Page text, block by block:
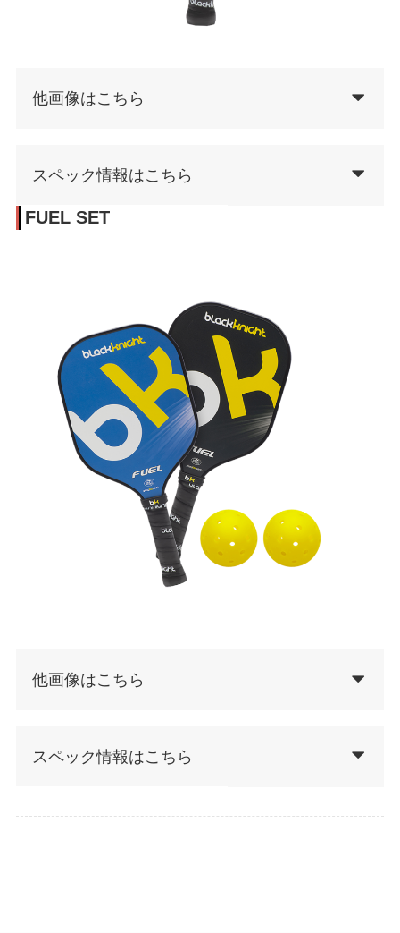
他画像はこちら
スペック情報はこちら
FUEL SET
他画像はこちら
スペック情報はこちら